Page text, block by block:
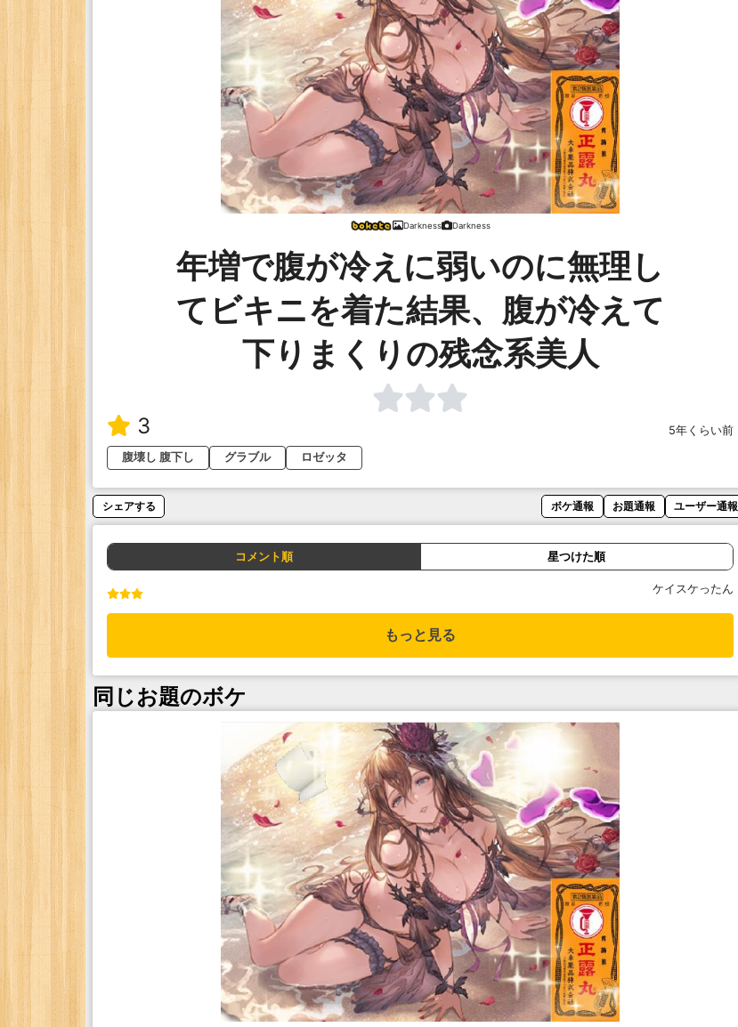
Darkness Darkness
年増で腹が冷えに弱いのに無理し
てビキニを着た結果、腹が冷えて
下りまくりの残念系美人
3
5年くらい前
腹壊し 腹下し
グラブル ロゼッタ
シェアする ボケ通報 お題通報 ユーザー通報
コメント順 星つけた順
ケイスケったん
もっと見る
同じお題のボケ